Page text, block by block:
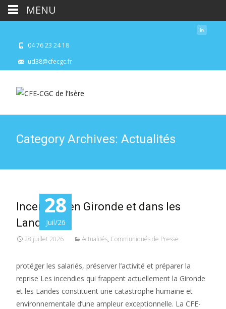
04 76 23 24 18
ud38@cfecgc.fr
Category Archives: Actualités
28
Juil/26
Incendies en Gironde et dans les
Landes :
28 juillet 2026 Actualités, Communiqués de Presse
protéger les salariés, préserver l’activité et préparer la
reprise Les incendies qui frappent actuellement la Gironde
et les Landes constituent une catastrophe humaine et
environnementale d’une ampleur exceptionnelle. La CFE-
MENU